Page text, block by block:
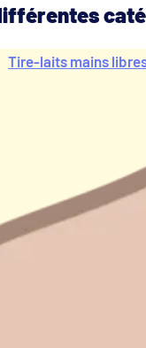
Tire-laits mains